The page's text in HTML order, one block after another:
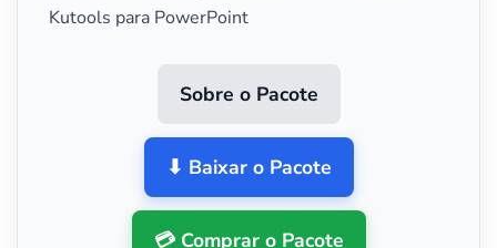
Kutools para PowerPoint
Sobre o Pacote
⬇ Baixar o Pacote
💳 Comprar o Pacote